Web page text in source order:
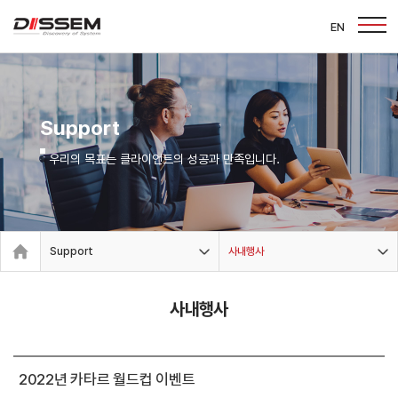
EN
Support
우리의 목표는 클라이언트의 성공과 만족입니다.
Support 사내행사
사내행사
2022년 카타르 월드컵 이벤트